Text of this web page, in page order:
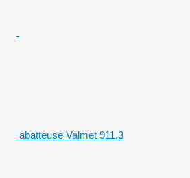
abatteuse Valmet 911.3